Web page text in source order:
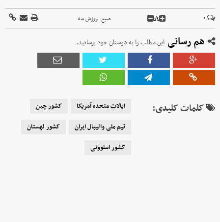
۰ A منبع :ورزش سه
هم رسانی این مطلب را به دوستان خود برسانید.
کلمات کلیدی: ایالات متحده آمریکا
کشور چین
تیم ملی والیبال ایران
کشور لهستان
کشور اسلوونی